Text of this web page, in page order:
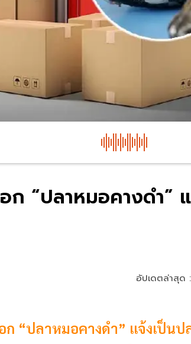
ก “ปลาหมอคางดำ”
อัปเดตล่าสุด :
“ปลาหมอคางดำ” แจ้งเป็นป